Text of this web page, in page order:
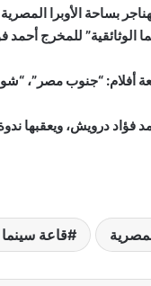
الوثائقية” للمخرج أحمد
أفلام: “جنوب مصر”،
فؤاد درويش، ويعقبها
قاعة سينما
سيف
الدين
مايسه
كليوباترا
مصطفى
مايسه عطوه